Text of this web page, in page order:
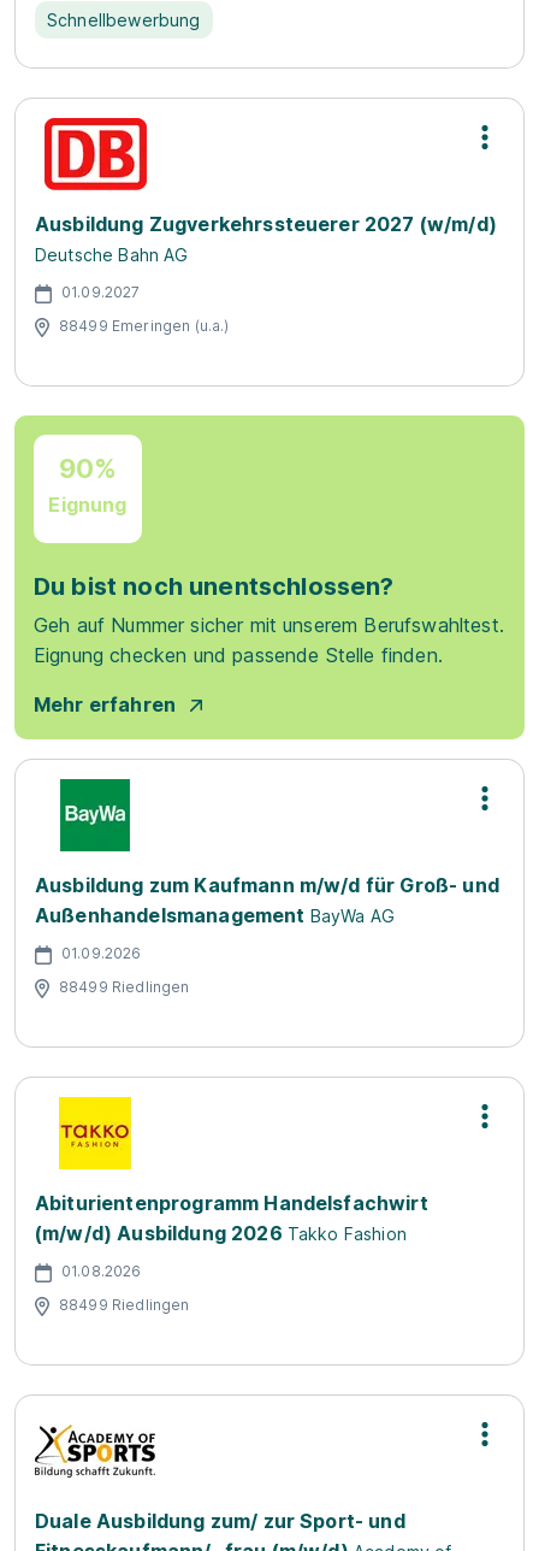
Schnellbewerbung
Ausbildung Zugverkehrssteuerer 2027 (w/m/d)
Deutsche Bahn AG
01.09.2027
88499 Emeringen (u.a.)
90%
Eignung
Du bist noch unentschlossen?
Geh auf Nummer sicher mit unserem Berufswahltest.
Eignung checken und passende Stelle finden.
Mehr erfahren
Ausbildung zum Kaufmann m/w/d für Groß- und
Außenhandelsmanagement BayWa AG
01.09.2026
88499 Riedlingen
Abiturientenprogramm Handelsfachwirt
(m/w/d) Ausbildung 2026 Takko Fashion
01.08.2026
88499 Riedlingen
Duale Ausbildung zum/ zur Sport- und